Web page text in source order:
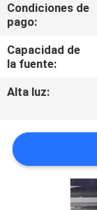
NOTICIAS
TODOS
CASOS
COMPANY
Condiciones de
pago:
Capacidad de
la fuente:
Alta luz: